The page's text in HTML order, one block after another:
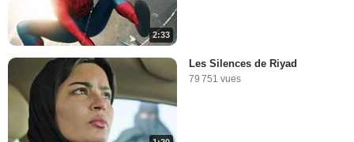
2:33
Les Silences de Riyad
79 751 vues